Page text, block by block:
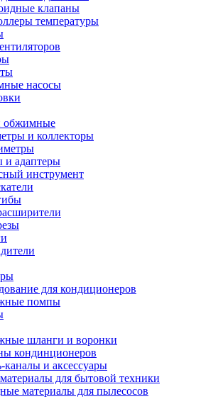
клапаны
температуры
насосы
обжимные
и коллекторы
адаптеры
инструмент
для кондиционеров
помпы
шланги и воронки
кондинционеров
каналы и аксессуары
для бытовой техники
материалы для пылесосов